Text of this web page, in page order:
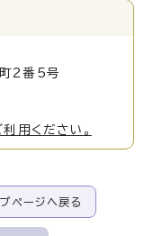
2番5号
用ください。
プページへ戻る